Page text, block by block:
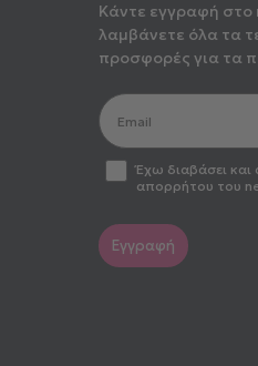
Κάντε εγγραφή
λαμβάνετε όλα τα
προσφορές για τα
optin2Έχω διαβάσει και
απορρήτου του
Εγγραφή